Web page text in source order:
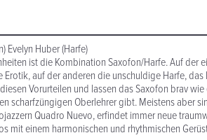
Evelyn Huber (Harfe)
ist die Kombination Saxofon/Harfe. Auf der
auf der anderen die unschuldige Harfe,
Vorurteilen und lassen das Saxofon brav
scharfzüngigen Oberlehrer gibt. Meistens aber
Quadro Nuevo, erfindet immer neue
mit einem harmonischen und rhythmischen